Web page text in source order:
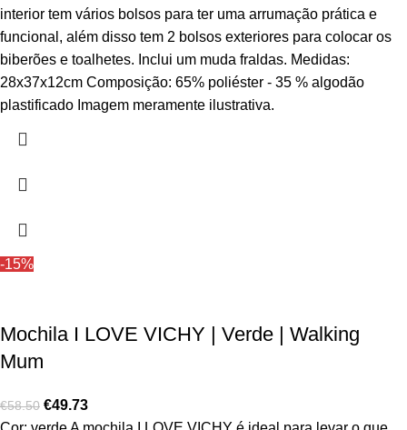
interior tem vários bolsos para ter uma arrumação prática e
funcional, além disso tem 2 bolsos exteriores para colocar os
biberões e toalhetes. Inclui um muda fraldas. Medidas:
28x37x12cm Composição: 65% poliéster - 35 % algodão
plastificado Imagem meramente ilustrativa.
-15%
Mochila I LOVE VICHY | Verde | Walking
Mum
€58.50 €49.73